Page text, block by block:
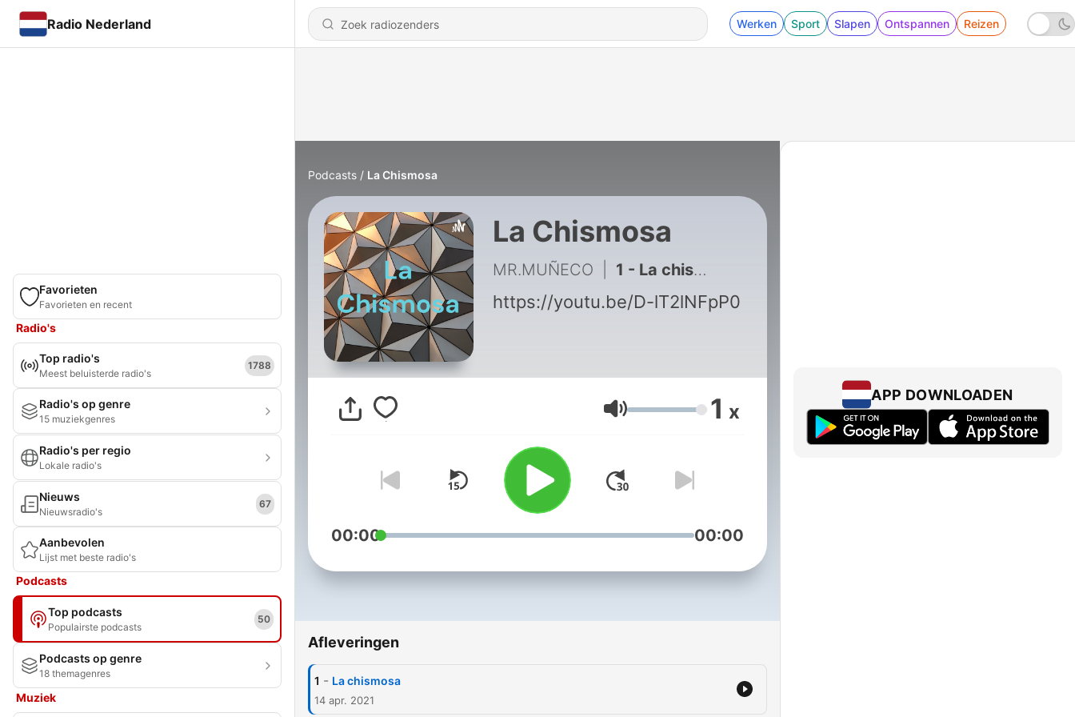
Radio Nederland Werken Sport Slapen Ontspannen Reizen
Favorieten
Favorieten en recent
Radio's
Top radio's
Meest beluisterde radio's
1788
Radio's op genre
15 muziekgenres
Radio's per regio
Lokale radio's
Nieuws
Nieuwsradio's
67
Aanbevolen
Lijst met beste radio's
Podcasts
Top podcasts
Populairste podcasts
50
Podcasts op genre
18 themagenres
Muziek
Podcasts La Chismosa
La Chismosa
MR.MUÑECO 1 - La chismosa
https://youtu.be/D-lT2lNFpP0
Volume 1 x
00:00 00:00
Afleveringen
1 - La chismosa
14 apr. 2021
APP DOWNLOADEN